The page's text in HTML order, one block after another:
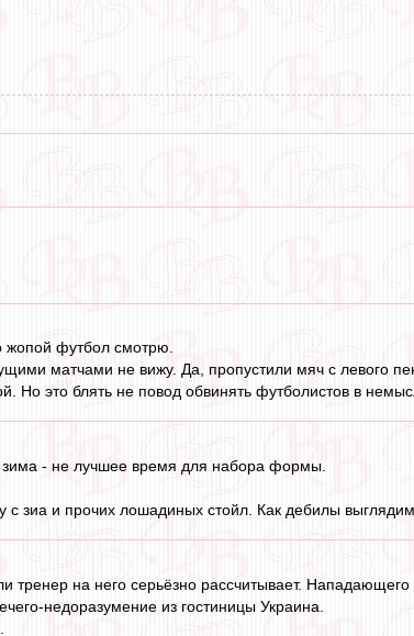
жопой футбол смотрю.
матчами не вижу. Да, пропустили мяч с левого
Но это блять не повод обвинять футболистов в
зима - не лучшее время для набора формы.
зиа и прочих лошадиных стойл. Как дебилы
тренер на него серьёзно рассчитывает.
недоразумение из гостиницы Украина.